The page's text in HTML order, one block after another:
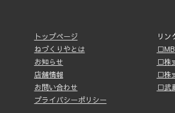
トップページ
ねづくりやとは
お知らせ
店舗情報
お問い合わせ
プライバシーポリシー
リン
□株
□株
□武